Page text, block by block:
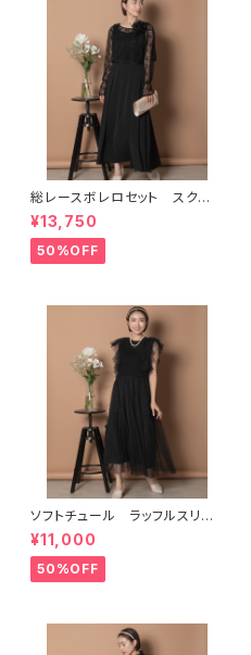
総レースボレロセット スクエ
アネックハイウエスト切り替えワ
ンピース
¥13,750
50%OFF
ソフトチュール ラッフルスリー
ブ ロングドレス
¥11,000
50%OFF